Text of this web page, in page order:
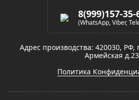
8(999)157-35-
(WhatsApp, Viber,
Адрес производства: 420030, РФ,
Армейская
Политика